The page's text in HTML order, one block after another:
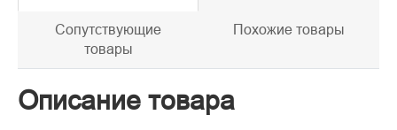
Сопутствующие
товары
Похожие товары
Описание товара